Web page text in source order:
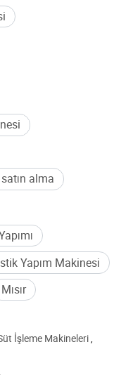
alma
Yapım Makinesi
Mısır
İşleme Makineleri